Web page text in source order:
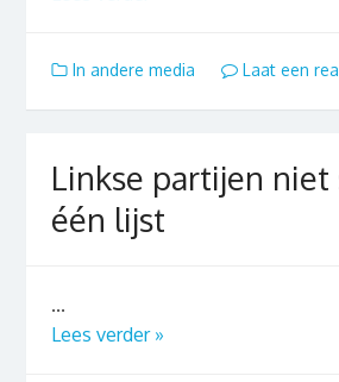
In andere media Laat een
Linkse partijen niet
één lijst
...
Lees verder »